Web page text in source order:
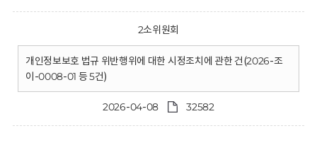
2소위원회
개인정보보호 법규 위반행위에 대한 시정조치에 관한 건(2026-조
이-0008-01 등 5건)
2026-04-08 32582